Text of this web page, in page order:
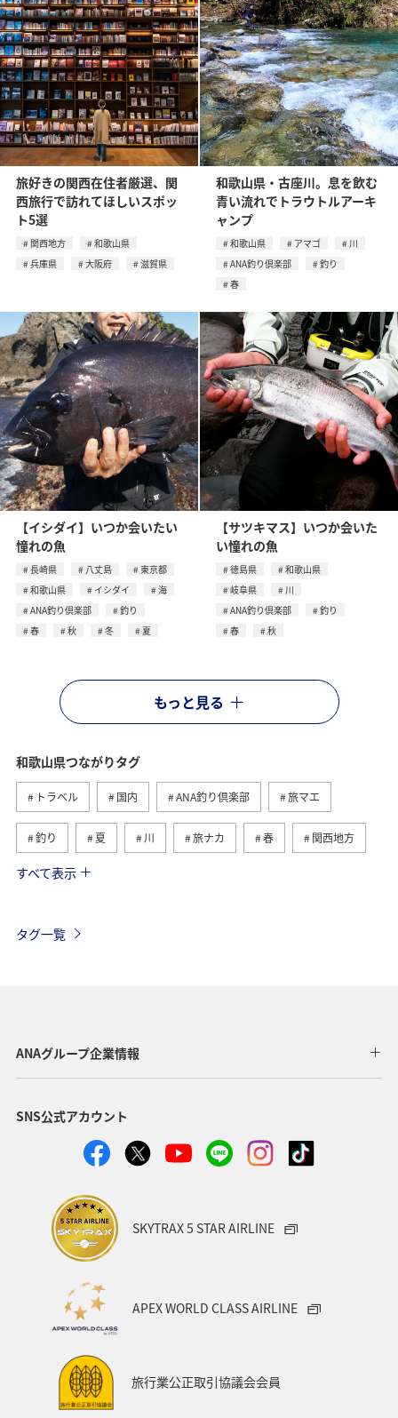
旅好きの関西在住者厳選、関
西旅行で訪れてほしいスポッ
ト5選
関西地方
和歌山県
兵庫県
大阪府 滋賀県
和歌山県・古座川。息を飲む
青い流れでトラウトルアーキ
ャンプ
和歌山県 アマゴ
川
ANA釣り倶楽部
釣り
春
【イシダイ】いつか会いたい
憧れの魚
長崎県 八丈島
東京都
和歌山県
イシダイ
海
ANA釣り倶楽部
釣り
春
秋 冬 夏
【サツキマス】いつか会いた
い憧れの魚
徳島県
和歌山県
岐阜県
川
ANA釣り倶楽部
釣り
春
秋
もっと見る
和歌山県つながりタグ
トラベル 国内 ANA釣り倶楽部 旅マエ
釣り 夏 川 旅ナカ 春 関西地方
アユ
自然・植物 世界遺産 青森県 歴史・文化・芸術
女子旅 兵庫県
アオリイカ メジナ クロダイ
すべて表示
タグ一覧
ANAグループ企業情報
SNS公式アカウント
SKYTRAX 5 STAR AIRLINE
APEX WORLD CLASS AIRLINE
旅行業公正取引協議会会員